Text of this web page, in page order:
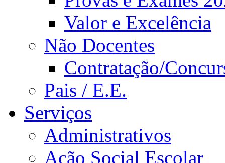
Valor e Excelência
Não Docentes
Contratação/
Pais / E.E.
Serviços
Administrativos
Ação Social Escolar